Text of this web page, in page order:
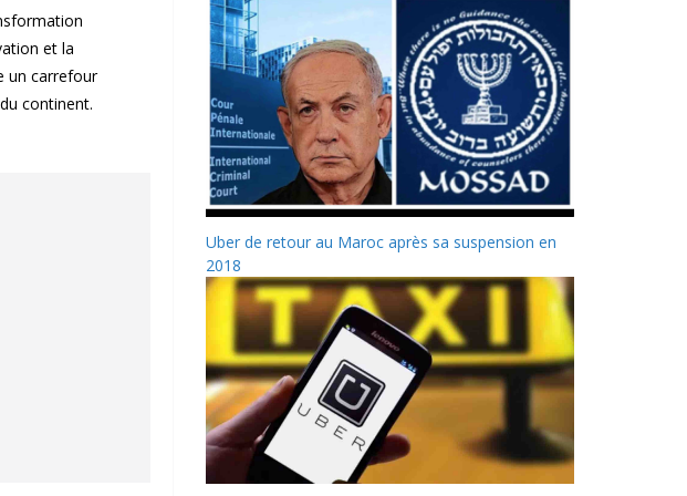
et la
un carrefour
continent.
Uber de retour au Maroc après sa suspension en
2018